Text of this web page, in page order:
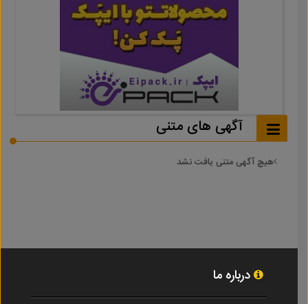
آگهی های متنی
هیچ آگهی متنی یافت نشد
درباره ما